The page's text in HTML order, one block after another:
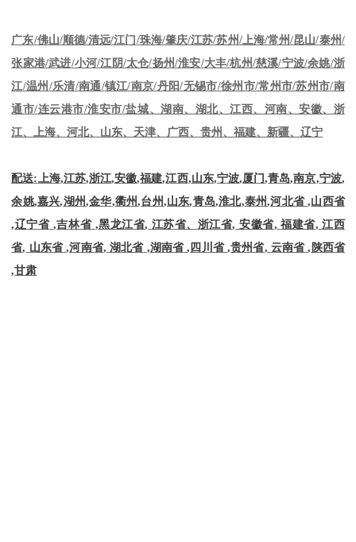
广东/佛山/顺德/清远/江门 /珠海/肇庆/江苏/苏州/上海/常州/昆山/泰州/
张家港/武进/小河/江阴/太仓/扬州/淮安/大丰/杭州/慈溪/宁波/余姚/浙
江/温州/乐清/南通/镇江/南京/丹阳/无锡市/徐州市/常州市/苏州市/南
通市/连云港市/淮安市/盐城、湖南、湖北、江西、河南、安徽、浙
江、上海、河北、山东、天津、广西、贵州、福建、新疆、辽宁
配送: 上海,江苏,浙江,安徽,福建,江西,山东,宁波,厦门,青岛,南京,宁波,
余姚,嘉兴,湖州,金华,衢州,台州,山东,青岛,淮北,泰州,河北省 ,山西省
,辽宁省 ,吉林省 ,黑龙江省, 江苏省、浙江省, 安徽省, 福建省, 江西
省, 山东省 ,河南省, 湖北省 ,湖南省 , 四川省 ,贵州省, 云南省 , 陕西省
,甘肃